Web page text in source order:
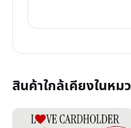
สินค้าใกล้เคียงในห